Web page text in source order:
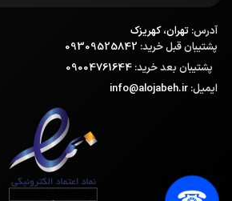
آدرس: تهران، کهریزک
پشتیبان قبل خرید: 09309525842
پشتیبان بعد خرید:
ایمیل: info@alojabeh.ir